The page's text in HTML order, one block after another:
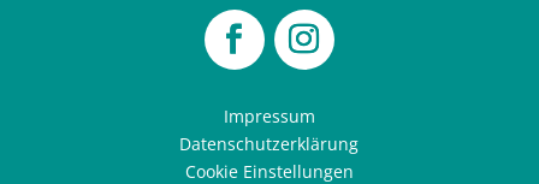
Impressum
Datenschutzerklärung
Cookie Einstellungen